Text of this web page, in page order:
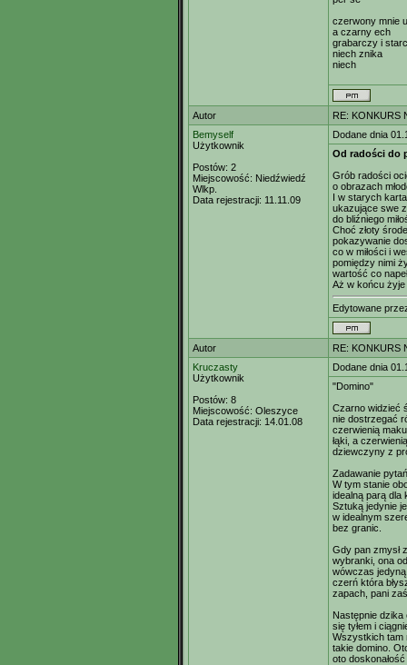
czerwony mnie
a czarny ech
grabarczy i
niech znika
niech
Autor
RE: KONKURS
Bemyself
Użytkownik
Postów: 2
Miejscowość: Niedźwiedź
Wlkp.
Data rejestracji: 11.11.09
Dodane dnia
Od radości do
Grób radości
o obrazach
I w starych
ukazujące swe
do bliźniego
Choć złoty
pokazywanie
co w miłości i
pomiędzy nimi
wartość co
Aż w końcu
Edytowane
Autor
RE: KONKURS
Kruczasty
Użytkownik
Postów: 8
Miejscowość: Oleszyce
Data rejestracji: 14.01.08
Dodane dnia
"Domino"
Czarno widzieć
nie dostrzegać
czerwienią
łąki, a
dziewczyny z
Zadawanie
W tym stanie
idealną parą dla
Sztuką jedynie
w idealnym
bez granic.
Gdy pan zmysł
wybranki, ona
wówczas
czerń która
zapach, pani
Następnie
się tyłem i
Wszystkich tam
takie domino.
oto